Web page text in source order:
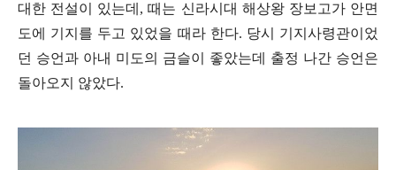
대한 전설이 있는데, 때는 신라시대 해상왕 장보고가 안면
도에 기지를 두고 있었을 때라 한다. 당시 기지사령관이었
던 승언과 아내 미도의 금슬이 좋았는데 출정 나간 승언은
돌아오지 않았다.